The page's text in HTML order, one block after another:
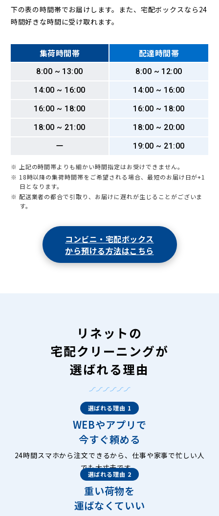
下の表の時間帯でお届けします。また、宅配ボックスなら24
時間好きな時間に受け取れます。
集荷時間帯 配達時間帯
8:00 ~ 13:00
8:00 ~ 12:00
14:00 ~ 16:00
14:00 ~ 16:00
16:00 ~ 18:00
16:00 ~ 18:00
18:00 ~ 21:00
18:00 ~ 20:00
ー
19:00 ~ 21:00
※ 上記の時間帯よりも細かい時間指定はお受けできません。
※ 18時以降の集荷時間帯をご希望される場合、最短のお届け日が+1
日となります。
※ 配送業者の都合で引取り、お届けに遅れが生じることがございま
す。
コンビニ・宅配ボックス
から預ける方法はこちら
リネットの
宅配クリーニングが
選ばれる理由
選ばれる理由 1
WEBやアプリで
今すぐ頼める
24時間スマホから注文できるから、仕事や家事で忙しい人
でも大丈夫です。
選ばれる理由 2
重い荷物を
運ばなくていい